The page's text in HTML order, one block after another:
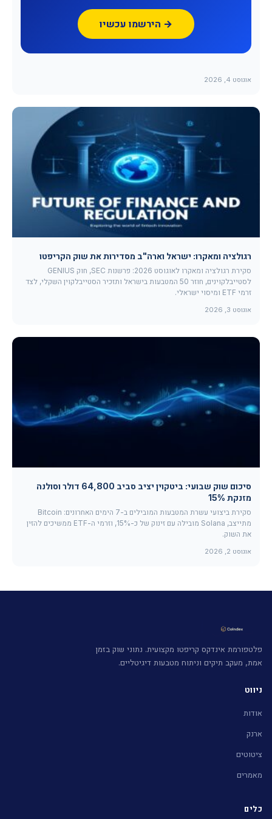
הירשמו עכשיו →
אוגוסט 4, 2026
רגולציה ומאקרו: ישראל וארה"ב מסדירות את שוק הקריפטו
סקירת רגולציה ומאקרו לאוגוסט 2026: פרשנות SEC, חוק GENIUS
לסטייבלקוינים, חוזר 50 המטבעות בישראל ותזכיר הסטייבלקוין השקלי, לצד
זרמי ETF ומיסוי ישראלי.
אוגוסט 3, 2026
סיכום שוק שבועי: ביטקוין יציב סביב 64,800 דולר וסולנה
מזנקת 15%
סקירת ביצועי עשרת המטבעות המובילים ב-7 הימים האחרונים: Bitcoin
מתייצב, Solana מובילה עם זינוק של כ-15%, וזרמי ה-ETF ממשיכים להזין
את השוק.
אוגוסט 2, 2026
פלטפורמת אינדקס קריפטו מקצועית. נתוני שוק בזמן
אמת, מעקב תיקים וניתוח מטבעות דיגיטליים.
ניווט
אודות
ארנק
ציטוטים
מאמרים
כלים